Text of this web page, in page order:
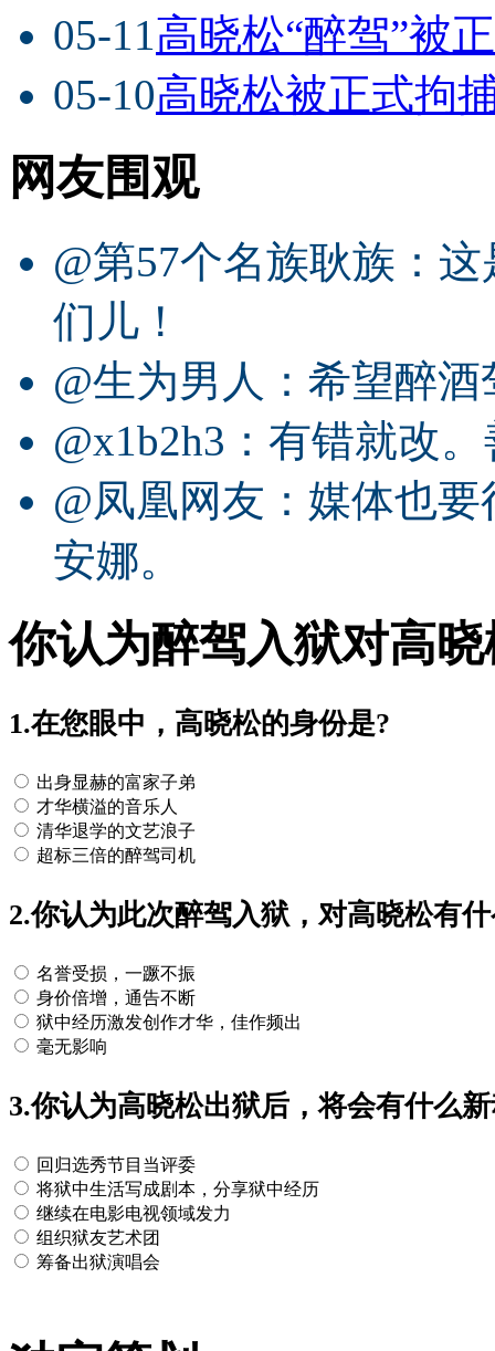
05-11 高晓松“醉驾”被
05-10高晓松被正式拘
网友围观
@第57个名族耿族：
们儿！
@生为男人：希望醉
@x1b2h3：有错就改
@凤凰网友：媒体也
安娜。
你认为醉驾入狱对高
1.在您眼中，高晓松的身份是?
出身显赫的富家子弟
才华横溢的音乐人
清华退学的文艺浪子
超标三倍的醉驾司机
2.你认为此次醉驾入狱，对高晓松有
名誉受损，一蹶不振
身价倍增，通告不断
狱中经历激发创作才华，佳作频出
毫无影响
3.你认为高晓松出狱后，将会有什么
回归选秀节目当评委
将狱中生活写成剧本，分享狱中经历
继续在电影电视领域发力
组织狱友艺术团
筹备出狱演唱会